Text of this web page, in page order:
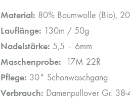
Material: 80% Baumwolle (Bio),
Lauflänge: 130m / 50g
Nadelstärke: 5,5 – 6mm
Maschenprobe: 17M 22R
Pflege: 30° Schonwaschgang
Verbrauch: Damenpullover Gr.